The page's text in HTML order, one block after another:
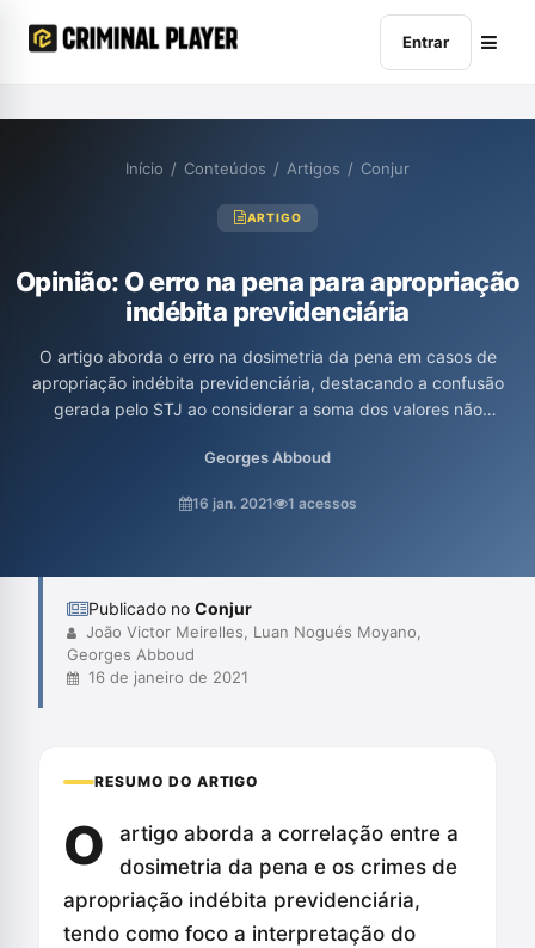
Entrar
Início / Conteúdos / Artigos / Conjur
ARTIGO
Opinião: O erro na pena para apropriação
indébita previdenciária
O artigo aborda o erro na dosimetria da pena em casos de
apropriação indébita previdenciária, destacando a confusão
gerada pelo STJ ao considerar a soma dos valores não
individualização de cada crime. Os autores argumentam que
propõe a correção do entendimento judicial, e alerta para as
Georges Abboud
16 jan. 2021 1 acessos
Publicado no Conjur
João Victor Meirelles, Luan Nogués Moyano,
Georges Abboud
16 de janeiro de 2021
RESUMO DO ARTIGO
O
artigo aborda a correlação entre a
dosimetria da pena e os crimes de
apropriação indébita previdenciária,
tendo como foco a interpretação do